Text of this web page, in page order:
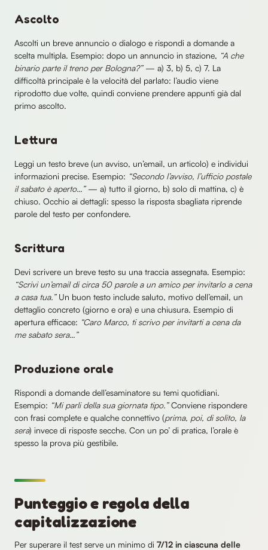
Ascolto
Ascolti un breve annuncio o dialogo e rispondi a domande a
scelta multipla. Esempio: dopo un annuncio in stazione, “A che
binario parte il treno per Bologna?”— a) 3, b) 5, c) 7. La
difficoltà principale è la velocità del parlato: l’audio viene
riprodotto due volte, quindi conviene prendere appunti già dal
primo ascolto.
Lettura
Leggi un testo breve (un avviso, un’email, un articolo) e individui
informazioni precise. Esempio: “Secondo l’avviso, l’ufficio postale
il sabato è aperto…”— a) tutto il giorno, b) solo di mattina, c) è
chiuso. Occhio ai dettagli: spesso la risposta sbagliata riprende
parole del testo per confondere.
Scrittura
Devi scrivere un breve testo su una traccia assegnata. Esempio:
“Scrivi un’email di circa 50 parole a un amico per invitarlo a cena
a casa tua.”Un buon testo include saluto, motivo dell’email, un
dettaglio concreto (giorno e ora) e una chiusura. Esempio di
apertura efficace: “Caro Marco, ti scrivo per invitarti a cena da
me sabato sera…”
Produzione orale
Rispondi a domande dell’esaminatore su temi quotidiani.
Esempio: “Mi parli della sua giornata tipo.”Conviene rispondere
con frasi complete e qualche connettivo (prima, poi, di solito, la
sera) invece di risposte secche. Con un po’ di pratica, l’orale è
spesso la prova più gestibile.
Punteggio e regola della
capitalizzazione
Per superare il test serve un minimo di 7/12 in ciascuna delle